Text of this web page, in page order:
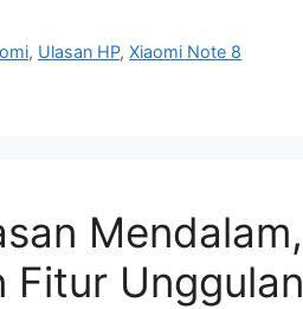
, Ulasan HP,Xiaomi Note 8
Mendalam,
Fitur Unggulan